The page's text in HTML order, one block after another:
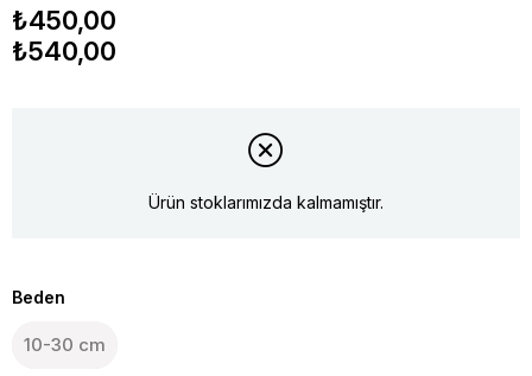
₺450,00
₺540,00
Ürün stoklarımızda kalmamıştır.
Beden
10-30 cm